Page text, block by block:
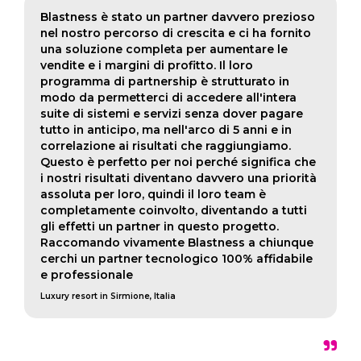
Blastness è stato un partner davvero prezioso
nel nostro percorso di crescita e ci ha fornito
una soluzione completa per aumentare le
vendite e i margini di profitto. Il loro
programma di partnership è strutturato in
modo da permetterci di accedere all'intera
suite di sistemi e servizi senza dover pagare
tutto in anticipo, ma nell'arco di 5 anni e in
correlazione ai risultati che raggiungiamo.
Questo è perfetto per noi perché significa che
i nostri risultati diventano davvero una priorità
assoluta per loro, quindi il loro team è
completamente coinvolto, diventando a tutti
gli effetti un partner in questo progetto.
Raccomando vivamente Blastness a chiunque
cerchi un partner tecnologico 100% affidabile
e professionale
Luxury resort in Sirmione, Italia